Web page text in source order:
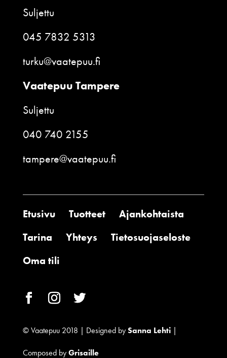
Suljettu
045 7832 5313
turku@vaatepuu.fi
Vaatepuu Tampere
Suljettu
040 740 2155
tampere@vaatepuu.fi
Etusivu Tuotteet
Ajankohtaista
Tarina
Yhteys
Tietosuojaseloste
Oma tili
© Vaatepuu 2018 | Designed bySanna Lehti|
Composed byGrisaille